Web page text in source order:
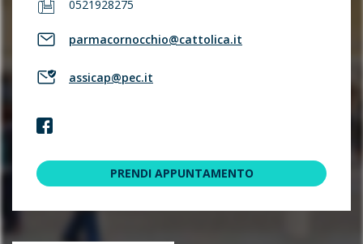
0521928275
parmacornocchio@cattolica.it
assicap@pec.it
PRENDI APPUNTAMENTO